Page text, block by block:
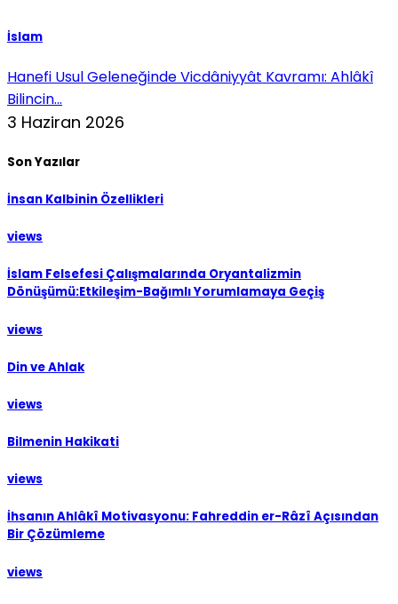
İslam
Hanefi Usul Geleneğinde Vicdâniyyât Kavramı: Ahlâkî
Bilincin...
3 Haziran 2026
Son Yazılar
İnsan Kalbinin Özellikleri
views
İslam Felsefesi Çalışmalarında Oryantalizmin
Dönüşümü:Etkileşim-Bağımlı Yorumlamaya Geçiş
views
Din ve Ahlak
views
Bilmenin Hakikati
views
İhsanın Ahlâkî Motivasyonu: Fahreddin er-Râzî Açısından
Bir Çözümleme
views